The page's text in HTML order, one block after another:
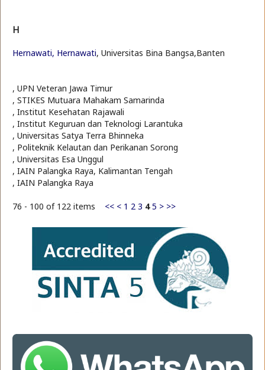
H
Hernawati, Hernawati, Universitas Bina Bangsa,Banten
, UPN Veteran Jawa Timur
, STIKES Mutuara Mahakam Samarinda
, Institut Kesehatan Rajawali
, Institut Keguruan dan Teknologi Larantuka
, Universitas Satya Terra Bhinneka
, Politeknik Kelautan dan Perikanan Sorong
, Universitas Esa Unggul
, IAIN Palangka Raya, Kalimantan Tengah
, IAIN Palangka Raya
76 - 100 of 122 items << < 1 2 3 4 5 > >>